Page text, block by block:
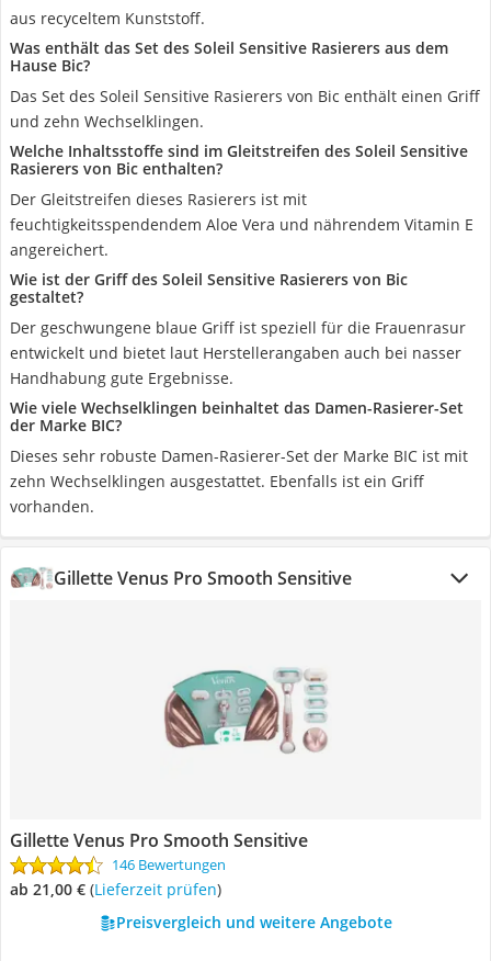
aus recyceltem Kunststoff.
Was enthält das Set des Soleil Sensitive Rasierers aus dem
Hause Bic?
Das Set des Soleil Sensitive Rasierers von Bic enthält einen Griff
und zehn Wechselklingen.
Welche Inhaltsstoffe sind im Gleitstreifen des Soleil Sensitive
Rasierers von Bic enthalten?
Der Gleitstreifen dieses Rasierers ist mit
feuchtigkeitsspendendem Aloe Vera und nährendem Vitamin E
angereichert.
Wie ist der Griff des Soleil Sensitive Rasierers von Bic
gestaltet?
Der geschwungene blaue Griff ist speziell für die Frauenrasur
entwickelt und bietet laut Herstellerangaben auch bei nasser
Handhabung gute Ergebnisse.
Wie viele Wechselklingen beinhaltet das Damen-Rasierer-Set
der Marke BIC?
Dieses sehr robuste Damen-Rasierer-Set der Marke BIC ist mit
zehn Wechselklingen ausgestattet. Ebenfalls ist ein Griff
vorhanden.
Gillette Venus Pro Smooth Sensitive
Gillette Venus Pro Smooth Sensitive
146 Bewertungen
ab 21,00 € (Lieferzeit prüfen)
Preisvergleich und weitere Angebote